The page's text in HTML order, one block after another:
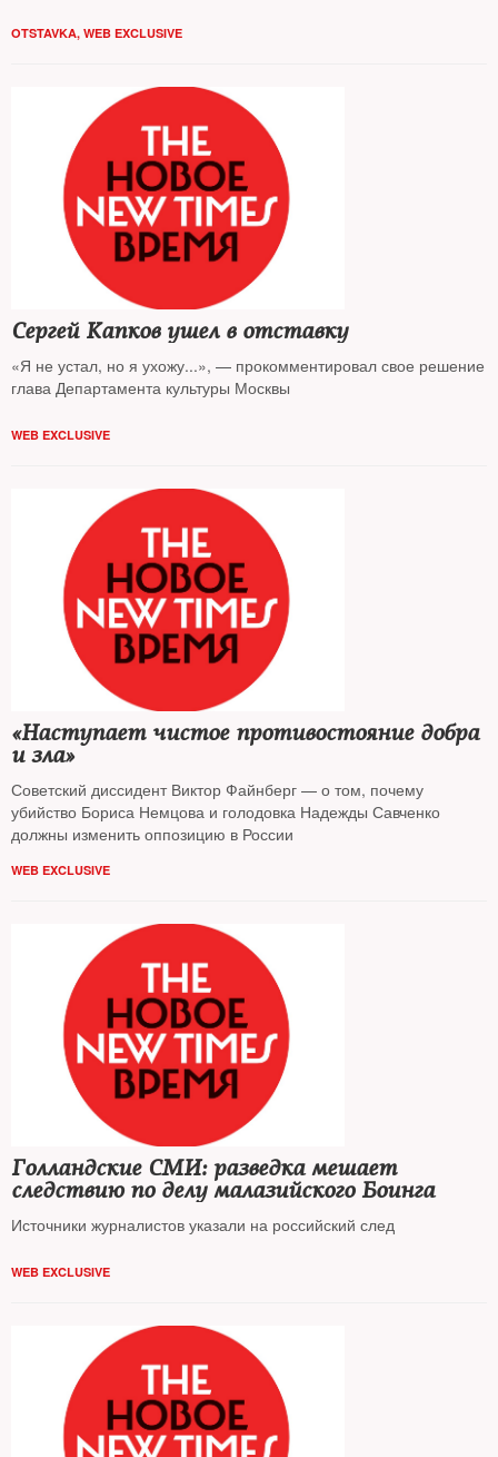
OTSTAVKA, WEB EXCLUSIVE
Сергей Капков ушел в отставку
«Я не устал, но я ухожу...», — прокомментировал свое решение
глава Департамента культуры Москвы
WEB EXCLUSIVE
«Наступает чистое противостояние добра
и зла»
Советский диссидент Виктор Файнберг — о том, почему
убийство Бориса Немцова и голодовка Надежды Савченко
должны изменить оппозицию в России
WEB EXCLUSIVE
Голландские СМИ: разведка мешает
следствию по делу малазийского Боинга
Источники журналистов указали на российский след
WEB EXCLUSIVE